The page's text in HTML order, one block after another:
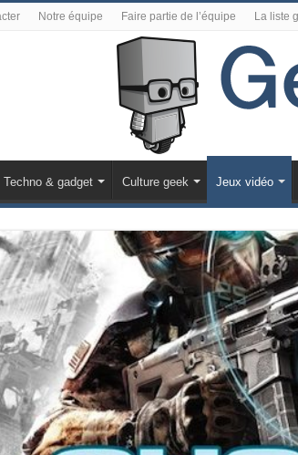
Notre équipe Faire partie de l’équipe La liste
Techno & gadget Culture geek Jeux vidéo